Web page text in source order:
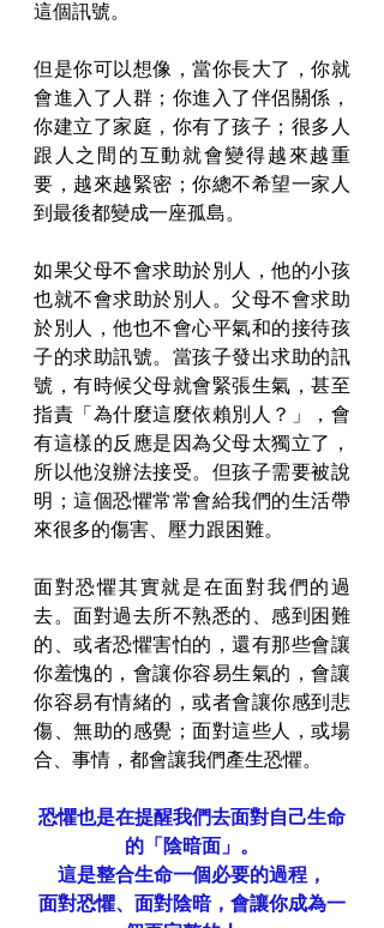
這個訊號。
但是你可以想像，當你長大了，你就
會進入了人群；你進入了伴侶關係，
你建立了家庭，你有了孩子；很多人
跟人之間的互動就會變得越來越重
要，越來越緊密；你總不希望一家人
到最後都變成一座孤島。
如果父母不會求助於別人，他的小孩
也就不會求助於別人。父母不會求助
於別人，他也不會心平氣和的接待孩
子的求助訊號。當孩子發出求助的訊
號，有時候父母就會緊張生氣，甚至
指責「為什麼這麼依賴別人？」，會
有這樣的反應是因為父母太獨立了，
所以他沒辦法接受。但孩子需要被說
明；這個恐懼常常會給我們的生活帶
來很多的傷害、壓力跟困難。
面對恐懼其實就是在面對我們的過
去。面對過去所不熟悉的、感到困難
的、或者恐懼害怕的，還有那些會讓
你羞愧的，會讓你容易生氣的，會讓
你容易有情緒的，或者會讓你感到悲
傷、無助的感覺；面對這些人，或場
合、事情，都會讓我們產生恐懼。
恐懼也是在提醒我們去面對自己生命
的「陰暗面」。
這是整合生命一個必要的過程，
面對恐懼、面對陰暗，會讓你成為一